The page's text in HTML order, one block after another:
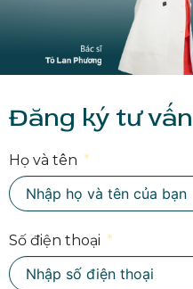
Đăng ký tư vấn
Họ và tên
Số điện thoại